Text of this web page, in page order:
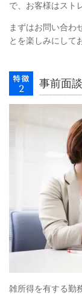
で、お客様はスト
まずはお問い合わ
とを楽しみにして
事前面
雑所得を有する勤